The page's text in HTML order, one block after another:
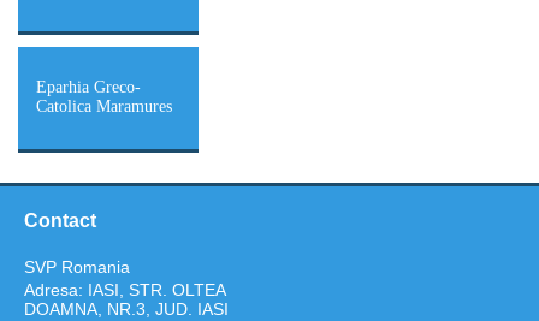
Eparhia Greco-
Catolica Maramures
Contact
SVP Romania
Adresa: IASI, STR. OLTEA
DOAMNA, NR.3, JUD. IASI